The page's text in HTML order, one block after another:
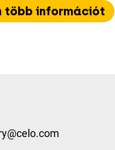
több információt